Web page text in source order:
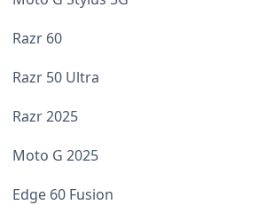
Razr 60
Razr 50 Ultra
Razr 2025
Moto G 2025
Edge 60 Fusion